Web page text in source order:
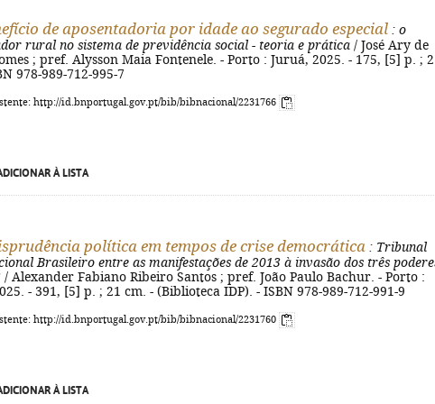
de aposentadoria por idade ao segurado especial : o
rural no sistema de previdência social - teoria e prática / José Ary de
; pref. Alysson Maia Fontenele. - Porto : Juruá, 2025. - 175, [5] p. ;
978-989-712-995-7
http://id.bnportugal.gov.pt/bib/bibnacional/2231766
À LISTA
política em tempos de crise democrática : Tribunal
Brasileiro entre as manifestações de 2013 à invasão dos três
/ Alexander Fabiano Ribeiro Santos ; pref. João Paulo Bachur. - Porto :
- 391, [5] p. ; 21 cm. - (Biblioteca IDP). - ISBN 978-989-712-991-9
http://id.bnportugal.gov.pt/bib/bibnacional/2231760
À LISTA